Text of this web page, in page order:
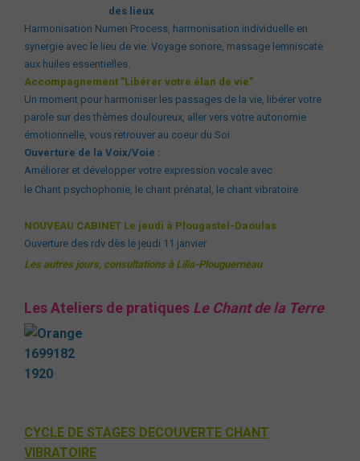
des lieux
Harmonisation Numen Process, harmonisation individuelle en
synergie avec le lieu de vie. Voyage sonore, massage lemniscate
aux huiles essentielles.
Accompagnement "Libérer votre élan de vie"
Un moment pour harmoniser les passages de la vie, libérer votre
parole sur des thèmes douloureux, aller vers votre autonomie
émotionnelle, vous retrouver au coeur du Soi
Ouverture de la Voix/Voie :
Améliorer et développer votre expression vocale avec
le Chant psychophonie, le chant prénatal, le chant vibratoire
NOUVEAU CABINET Le jeudi à Plougastel-Daoulas
Ouverture des rdv dès le jeudi 11 janvier
Les autres jours, consultations à Lilia-Plouguerneau
Les Ateliers de pratiques Le Chant de la Terre
CYCLE DE STAGES DECOUVERTE CHANT
VIBRATOIRE